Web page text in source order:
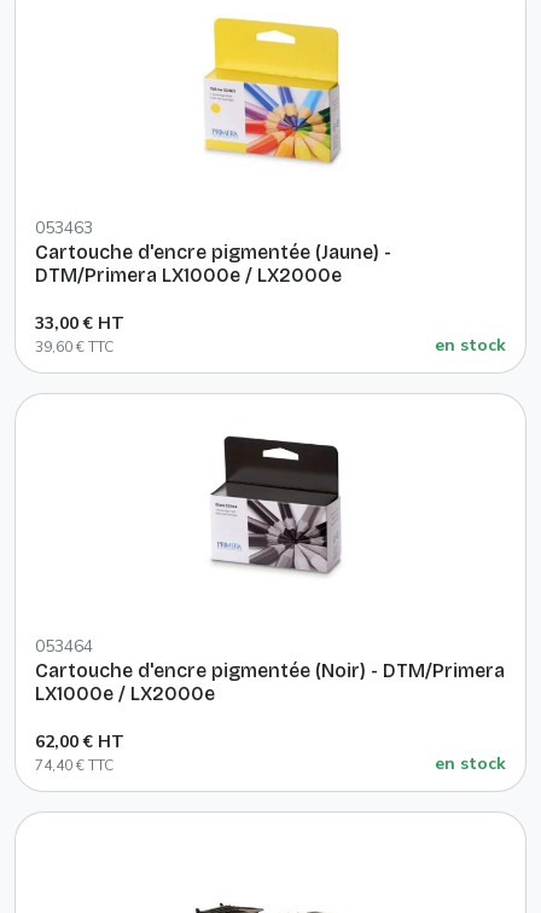
053463
Cartouche d'encre pigmentée (Jaune) -
DTM/Primera LX1000e / LX2000e
33,00 € HT
39,60 € TTC en stock
053464
Cartouche d'encre pigmentée (Noir) - DTM/Primera
LX1000e / LX2000e
62,00 € HT
74,40 € TTC en stock